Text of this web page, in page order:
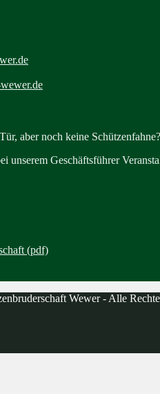
aber noch keine
unserem Geschäftsführer
(pdf)
Wewer - Alle